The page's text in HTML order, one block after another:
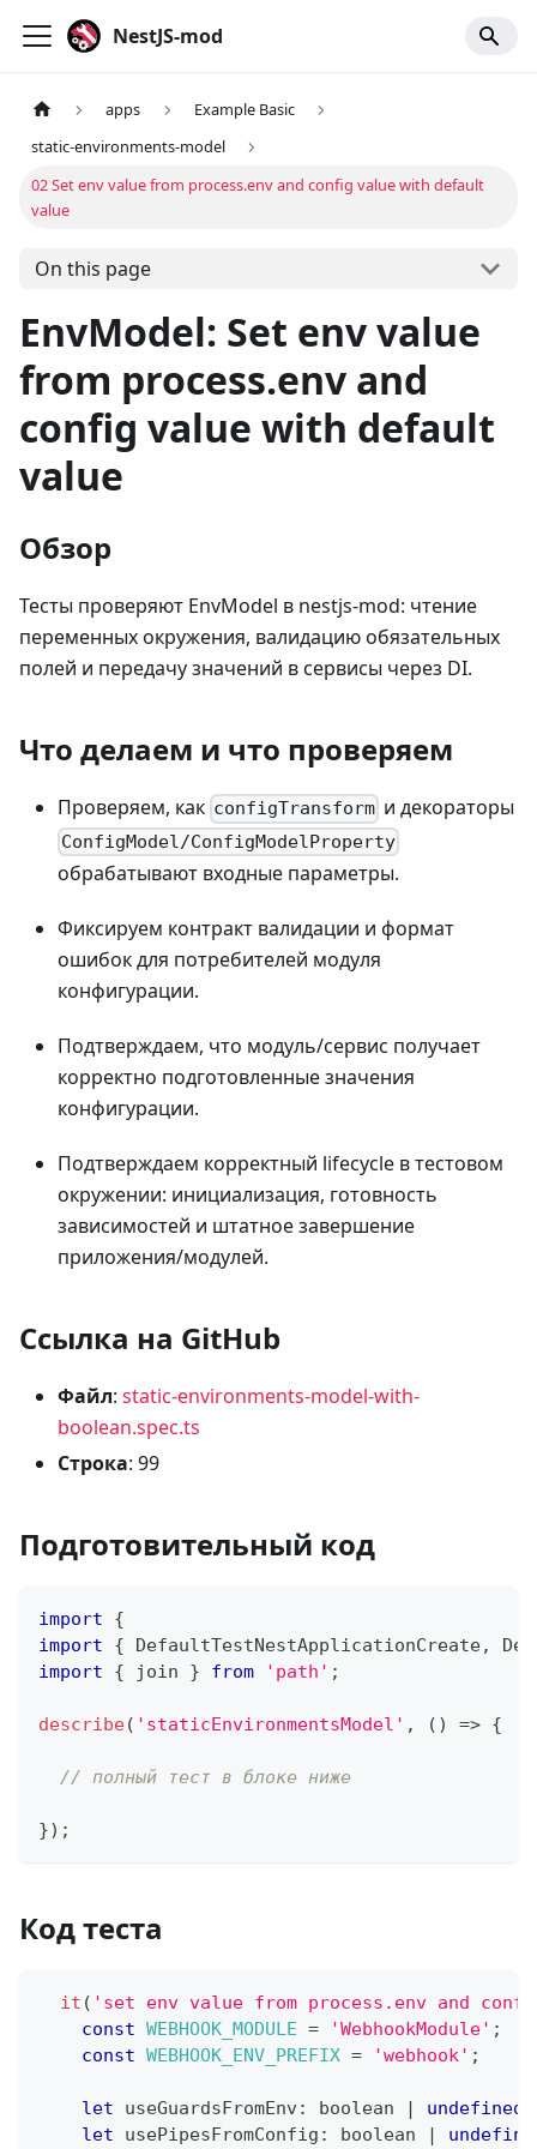
NestJS-mod
apps
Example Basic
static-environments-model
02 Set env value from process.env and config value with default
value
On this page
EnvModel: Set env value
from process.env and
config value with default
value
Обзор
Тесты проверяют EnvModel в nestjs-mod: чтение
переменных окружения, валидацию обязательных
полей и передачу значений в сервисы через DI.
Что делаем и что проверяем
Проверяем, как configTransform и декораторы
ConfigModel/ConfigModelProperty
обрабатывают входные параметры.
Фиксируем контракт валидации и формат
ошибок для потребителей модуля
конфигурации.
Подтверждаем, что модуль/сервис получает
корректно подготовленные значения
конфигурации.
Подтверждаем корректный lifecycle в тестовом
окружении: инициализация, готовность
зависимостей и штатное завершение
приложения/модулей.
Ссылка на GitHub
Файл: static-environments-model-with-
boolean.spec.ts
Строка: 99
Подготовительный код
import
{
import
{ DefaultTestNestApplicationCreate,
import
{ join } from 'path' ;
describe( 'staticEnvironmentsModel' , ( ) => {
// полный тест в блоке ниже
}) ;
Код теста
it ( 'set env value from process.env and
const WEBHOOK_MODULE = 'WebhookModule' ;
const WEBHOOK_ENV_PREFIX = 'webhook' ;
let useGuardsFromEnv: boolean | undefined
let usePipesFromConfig : boolean |